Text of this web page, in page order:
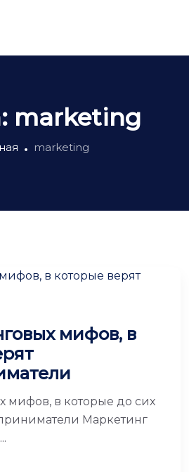
marketing
marketing
мифов, в
мифов, в которые до сих
Маркетинг